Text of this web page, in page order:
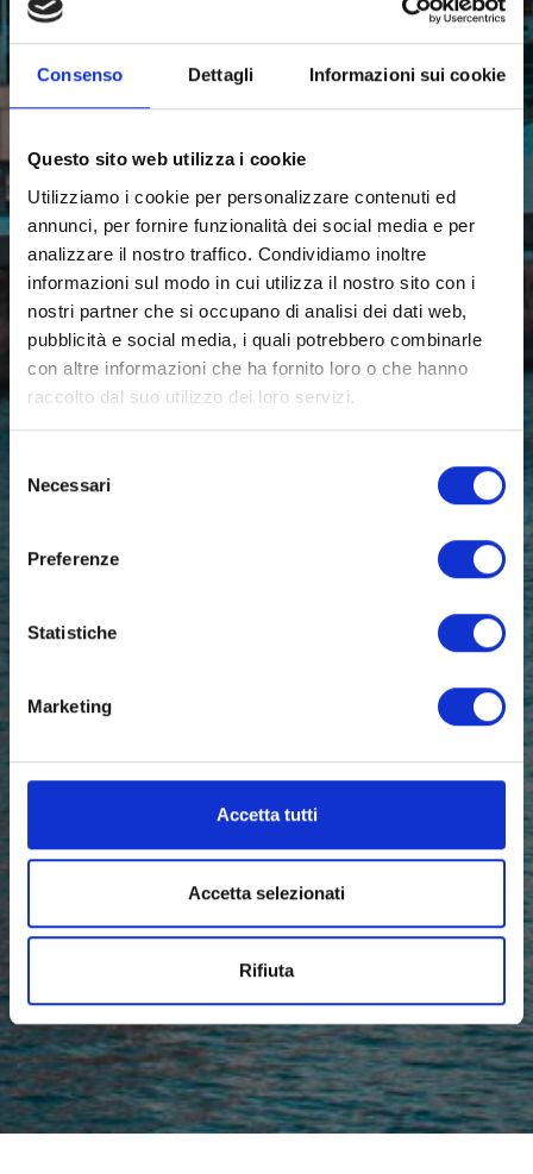
Consenso Dettagli Informazioni sui cookie
Questo sito web utilizza i cookie
Utilizziamo i cookie per personalizzare contenuti ed
annunci, per fornire funzionalità dei social media e per
analizzare il nostro traffico. Condividiamo inoltre
informazioni sul modo in cui utilizza il nostro sito con i
nostri partner che si occupano di analisi dei dati web,
pubblicità e social media, i quali potrebbero combinarle
con altre informazioni che ha fornito loro o che hanno
raccolto dal suo utilizzo dei loro servizi.
delNecessari
Preferenze
Statistiche
Marketing
Accetta tutti
Accetta selezionati
Rifiuta